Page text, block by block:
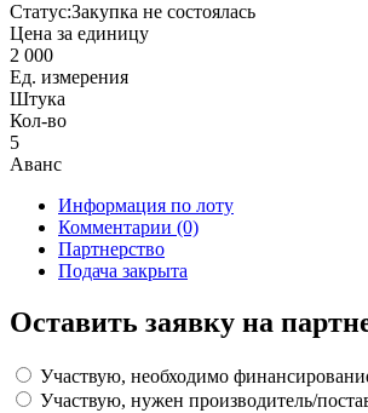
Статус:Закупка не состоялась
Цена за единицу
2 000
Ед. измерения
Штука
Кол-во
5
Аванс
Информация по лоту
Комментарии (0)
Партнерство
Подача закрыта
Оставить заявку на
Участвую, необходимо
Участвую, нужен производитель/